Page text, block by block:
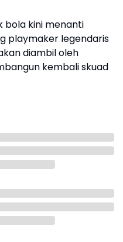
bola kini menanti
playmaker legendaris
diambil oleh
kembali skuad